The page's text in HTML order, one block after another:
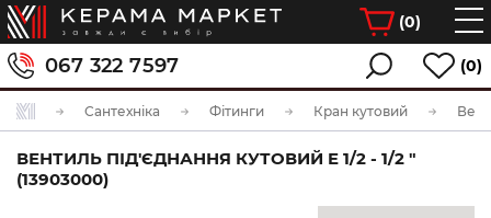
(0)
067 322 7597 (0)
Сантехніка Фітинги Кран кутовий
ВЕНТИЛЬ ПІД'ЄДНАННЯ КУТОВИЙ E 1/2 - 1/2 "
(13903000)